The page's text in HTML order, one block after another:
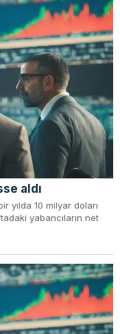
aldı
yılda 10 milyar doları
yabancıların net